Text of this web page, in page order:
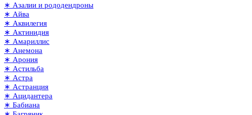
∗ Азалии и рододендроны
∗ Айва
∗ Аквилегия
∗ Актинидия
∗ Амариллис
∗ Анемона
∗ Арония
∗ Астильба
∗ Астра
∗ Астранция
∗ Ацидантера
∗ Бабиана